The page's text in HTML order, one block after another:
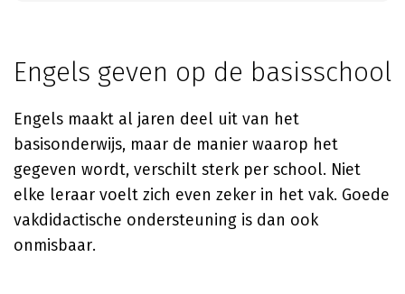
Engels geven op de basisschool
Engels maakt al jaren deel uit van het
basisonderwijs, maar de manier waarop het
gegeven wordt, verschilt sterk per school. Niet
elke leraar voelt zich even zeker in het vak. Goede
vakdidactische ondersteuning is dan ook
onmisbaar.